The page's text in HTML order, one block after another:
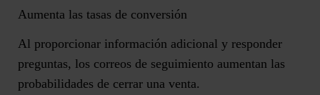
Aumenta las tasas de conversión
Al proporcionar información adicional y responder
preguntas, los correos de seguimiento aumentan las
probabilidades de cerrar una venta.